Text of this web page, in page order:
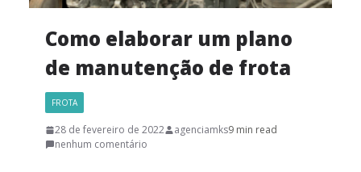
Como elaborar um plano
de manutenção de frota
FROTA
28 de fevereiro de 2022 agenciamks9 min read
nenhum comentário